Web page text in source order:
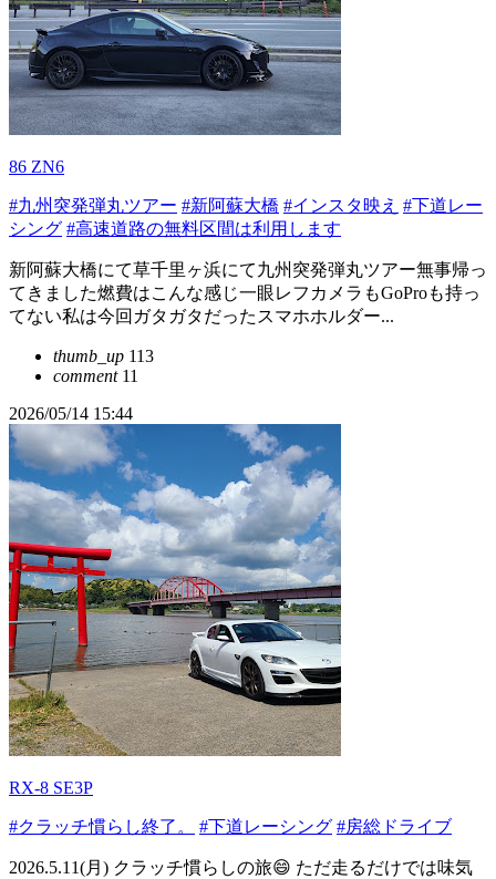
86 ZN6
#九州突発弾丸ツアー #新阿蘇大橋 #インスタ映え #下道レー
シング #高速道路の無料区間は利用します
新阿蘇大橋にて草千里ヶ浜にて九州突発弾丸ツアー無事帰っ
てきました燃費はこんな感じ一眼レフカメラもGoProも持っ
てない私は今回ガタガタだったスマホホルダー...
thumb_up 113
comment11
2026/05/14 15:44
RX-8 SE3P
#クラッチ慣らし終了。 #下道レーシング #房総ドライブ
2026.5.11(月) クラッチ慣らしの旅😄 ただ走るだけでは味気